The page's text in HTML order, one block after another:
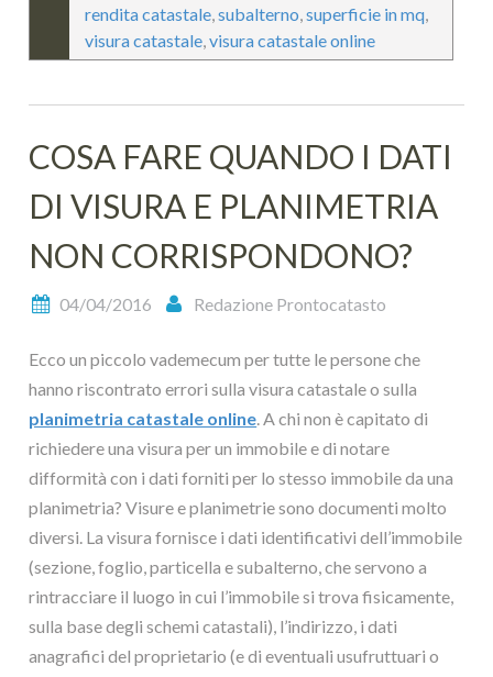
rendita catastale,subalterno,superficie in mq,
visura catastale,visura catastale online
COSA FARE QUANDO I DATI
DI VISURA E PLANIMETRIA
NON CORRISPONDONO?
04/04/2016 Redazione Prontocatasto
Ecco un piccolo vademecum per tutte le persone che
hanno riscontrato errori sulla visura catastale o sulla
planimetria catastale online. A chi non è capitato di
richiedere una visura per un immobile e di notare
difformità con i dati forniti per lo stesso immobile da una
planimetria? Visure e planimetrie sono documenti molto
diversi. La visura fornisce i dati identificativi dell’immobile
(sezione, foglio, particella e subalterno, che servono a
rintracciare il luogo in cui l’immobile si trova fisicamente,
sulla base degli schemi catastali), l’indirizzo, i dati
anagrafici del proprietario (e di eventuali usufruttuari o